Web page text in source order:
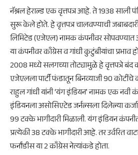
नॅश्नल हेराल्ड एक वृत्तपत्र आहे. ते 1938 साली
सुरू केले होते. हे वृत्तपत्र चालवण्याची
लिमिटेड (एजेएल) नामक कंपनीवर
या कंपनीवर काँग्रेस व गांधी कुटुंबीयांचा प्रभाव
2008 मध्ये सलगच्या तोट्यामुळे हे वृत्तपत्रे बंद
एजेएलला पार्टी फंडातून बिनव्याजी 90 कोटींचे
राहुल गांधी यांनी ‘यंग इंडियन’ नामक एक
इंडियनला असोसिएटेड जर्नल्सला दिलेल्या
99 टक्के भागीदारी मिळाली. यंग इंडियन
प्रत्येकी 38 टक्के भागीदारी आहे. तर उर्वरित
फर्नांडीस या 2 काँग्रेस नेत्यांकडे होता.